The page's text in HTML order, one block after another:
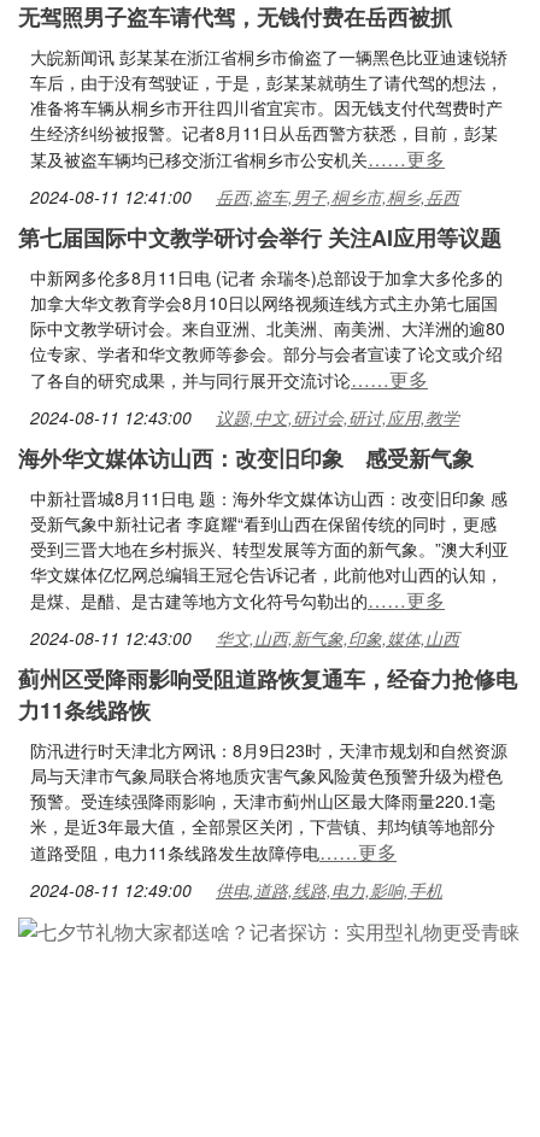
无驾照男子盗车请代驾，无钱付费在岳西被抓
大皖新闻讯 彭某某在浙江省桐乡市偷盗了一辆黑色比亚迪速锐轿
车后，由于没有驾驶证，于是，彭某某就萌生了请代驾的想法，
准备将车辆从桐乡市开往四川省宜宾市。因无钱支付代驾费时产
生经济纠纷被报警。记者8月11日从岳西警方获悉，目前，彭某
某及被盗车辆均已移交浙江省桐乡市公安机关……更多
2024-08-11 12:41:00 岳西,盗车,男子,桐乡市,桐乡,岳西
第七届国际中文教学研讨会举行 关注AI应用等议题
中新网多伦多8月11日电 (记者 余瑞冬)总部设于加拿大多伦多的
加拿大华文教育学会8月10日以网络视频连线方式主办第七届国
际中文教学研讨会。来自亚洲、北美洲、南美洲、大洋洲的逾80
位专家、学者和华文教师等参会。部分与会者宣读了论文或介绍
了各自的研究成果，并与同行展开交流讨论……更多
2024-08-11 12:43:00 议题,中文,研讨会,研讨,应用,教学
海外华文媒体访山西：改变旧印象 感受新气象
中新社晋城8月11日电 题：海外华文媒体访山西：改变旧印象 感
受新气象中新社记者 李庭耀“看到山西在保留传统的同时，更感
受到三晋大地在乡村振兴、转型发展等方面的新气象。”澳大利亚
华文媒体亿忆网总编辑王冠仑告诉记者，此前他对山西的认知，
是煤、是醋、是古建等地方文化符号勾勒出的……更多
2024-08-11 12:43:00 华文,山西,新气象,印象,媒体,山西
蓟州区受降雨影响受阻道路恢复通车，经奋力抢修电
力11条线路恢
防汛进行时天津北方网讯：8月9日23时，天津市规划和自然资源
局与天津市气象局联合将地质灾害气象风险黄色预警升级为橙色
预警。受连续强降雨影响，天津市蓟州山区最大降雨量220.1毫
米，是近3年最大值，全部景区关闭，下营镇、邦均镇等地部分
道路受阻，电力11条线路发生故障停电……更多
2024-08-11 12:49:00 供电,道路,线路,电力,影响,手机